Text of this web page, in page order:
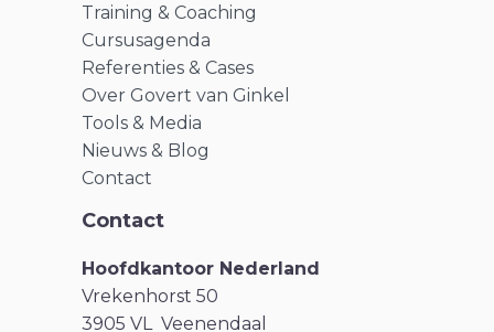
Training & Coaching
Cursusagenda
Referenties & Cases
Over Govert van Ginkel
Tools & Media
Nieuws & Blog
Contact
Contact
Hoofdkantoor Nederland
Vrekenhorst 50
3905 VL Veenendaal